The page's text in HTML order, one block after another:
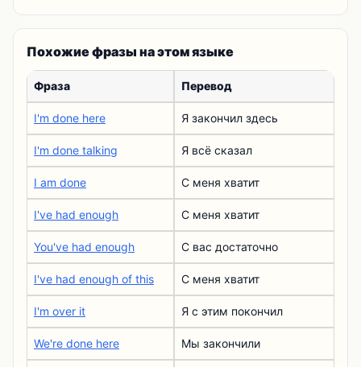
Похожие фразы на этом языке
Фраза Перевод
I'm done here Я закончил здесь
I'm done talking Я всё сказал
I am done С меня хватит
I've had enough С меня хватит
You've had enough С вас достаточно
I've had enough of this С меня хватит
I'm over it Я с этим покончил
We're done here Мы закончили